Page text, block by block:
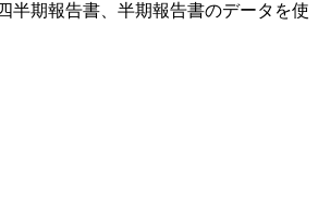
半期報告書、半期報告書のデータを使